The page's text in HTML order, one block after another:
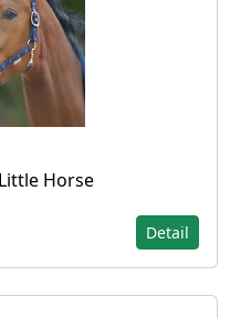
Horse
Detail